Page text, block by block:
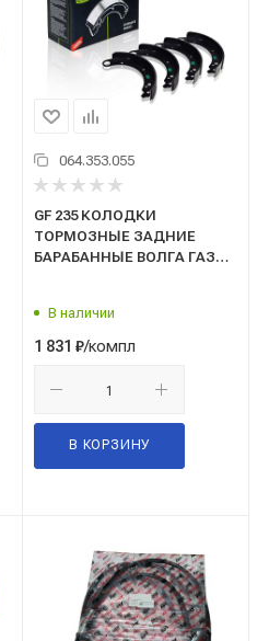
064.353.055
GF 235 КОЛОДКИ
ТОРМОЗНЫЕ ЗАДНИЕ
БАРАБАННЫЕ ВОЛГА ГАЗ
В наличии
1 831 ₽/компл
В КОРЗИНУ